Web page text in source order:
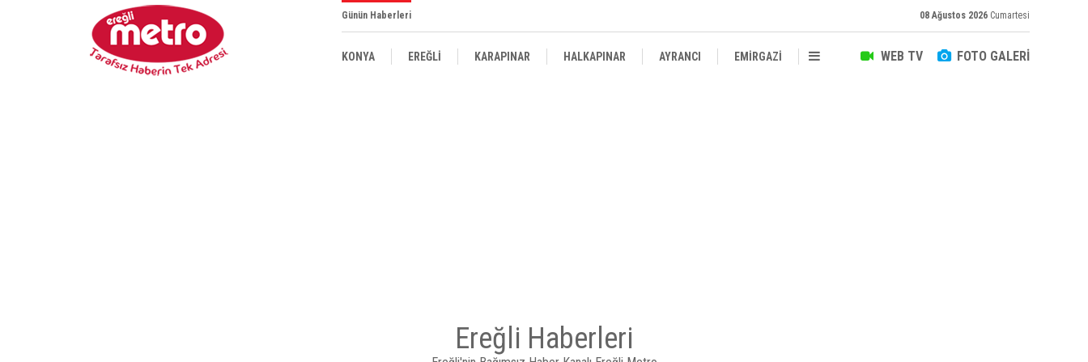
Günün Haberleri 08 Ağustos 2026 Cumartesi
WEB TV FOTO GALERİ
KONYA EREĞLİ KARAPINAR HALKAPINAR AYRANCI EMİRGAZİ
Ereğli Haberleri